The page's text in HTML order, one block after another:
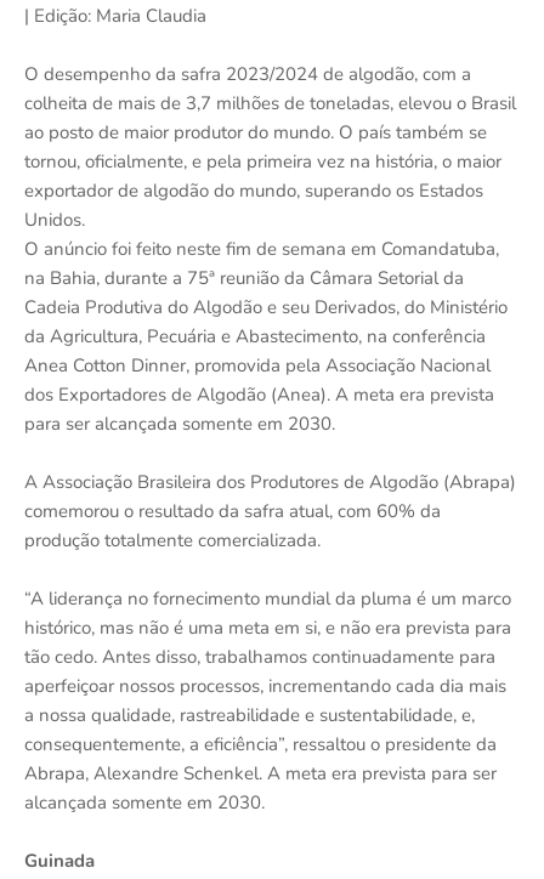
| Edição: Maria Claudia
O desempenho da safra 2023/2024 de algodão, com a
colheita de mais de 3,7 milhões de toneladas, elevou o Brasil
ao posto de maior produtor do mundo. O país também se
tornou, oficialmente, e pela primeira vez na história, o maior
exportador de algodão do mundo, superando os Estados
Unidos.
O anúncio foi feito neste fim de semana em Comandatuba,
na Bahia, durante a 75ª reunião da Câmara Setorial da
Cadeia Produtiva do Algodão e seu Derivados, do Ministério
da Agricultura, Pecuária e Abastecimento, na conferência
Anea Cotton Dinner, promovida pela Associação Nacional
dos Exportadores de Algodão (Anea). A meta era prevista
para ser alcançada somente em 2030.
A Associação Brasileira dos Produtores de Algodão (Abrapa)
comemorou o resultado da safra atual, com 60% da
produção totalmente comercializada.
“A liderança no fornecimento mundial da pluma é um marco
histórico, mas não é uma meta em si, e não era prevista para
tão cedo. Antes disso, trabalhamos continuadamente para
aperfeiçoar nossos processos, incrementando cada dia mais
a nossa qualidade, rastreabilidade e sustentabilidade, e,
consequentemente, a eficiência”, ressaltou o presidente da
Abrapa, Alexandre Schenkel. A meta era prevista para ser
alcançada somente em 2030.
Guinada